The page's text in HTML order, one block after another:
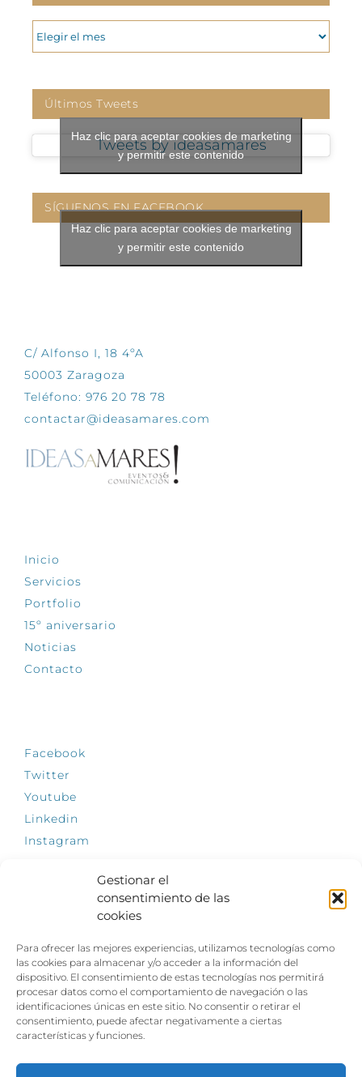
Gestionar el
consentimiento de las
cookies
Para ofrecer las mejores experiencias, utilizamos tecnologías como
las cookies para almacenar y/o acceder a la información del
dispositivo. El consentimiento de estas tecnologías nos permitirá
procesar datos como el comportamiento de navegación o las
identificaciones únicas en este sitio. No consentir o retirar el
consentimiento, puede afectar negativamente a ciertas
características y funciones.
ARCHIVOS
Últimos Tweets
Tweets by ideasamares
Haz clic para aceptar cookies de marketing
y permitir este contenido
SÍGUENOS EN FACEBOOK
Haz clic para aceptar cookies de marketing
y permitir este contenido
C/ Alfonso I, 18 4ºA
50003 Zaragoza
Teléfono: 976 20 78 78
contactar@ideasamares.com
Inicio
Servicios
Portfolio
15º aniversario
Noticias
Contacto
Facebook
Twitter
Youtube
Linkedin
Instagram
El empleo, la gran llave para una vida
independiente: Fundación Dfa reclama un
impulso decidido a la inclusión laboral de las
personas con discapacidad
Clown, circo y magia: el Jardín de las Artes
de julio con su segundo “Festival